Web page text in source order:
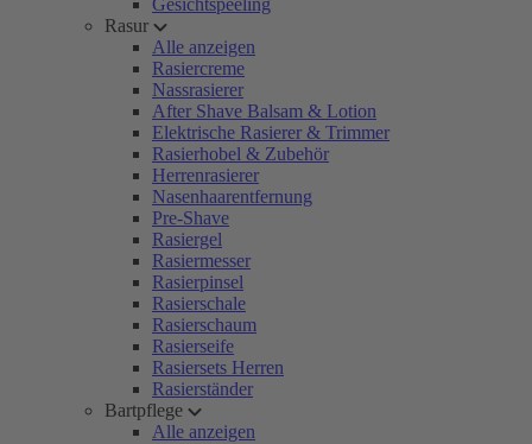
Gesichtspeeling
Rasur
Alle anzeigen
Rasiercreme
Nassrasierer
After Shave Balsam & Lotion
Elektrische Rasierer & Trimmer
Rasierhobel & Zubehör
Herrenrasierer
Nasenhaarentfernung
Pre-Shave
Rasiergel
Rasiermesser
Rasierpinsel
Rasierschale
Rasierschaum
Rasierseife
Rasiersets Herren
Rasierständer
Bartpflege
Alle anzeigen